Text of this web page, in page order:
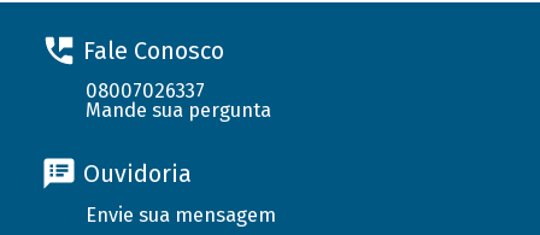
Fale Conosco
08007026337
Mande sua pergunta
Ouvidoria
Envie sua mensagem